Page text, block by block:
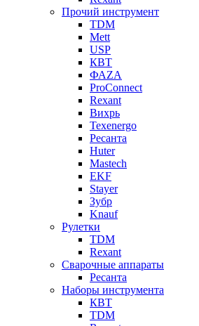
Прочий инструмент
TDM
Mett
USP
КВТ
ФАZА
ProConnect
Rexant
Вихрь
Texenergo
Ресанта
Huter
Mastech
EKF
Stayer
Зубр
Knauf
Рулетки
TDM
Rexant
Сварочные аппараты
Ресанта
Наборы инструмента
КВТ
TDM